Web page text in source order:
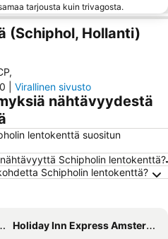
tarjousta kuin trivagosta.
(Schiphol, Hollanti)
,
Virallinen sivusto
nähtävyydestä
lentokenttä suositun
Schipholin lentokenttä?
Schipholin lentokenttä?
Holiday Inn Express Amsterdam - Arena Towers by IHG